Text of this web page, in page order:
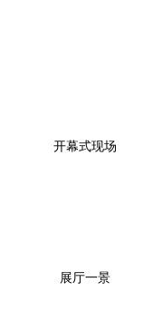
开幕式现场
展厅一景